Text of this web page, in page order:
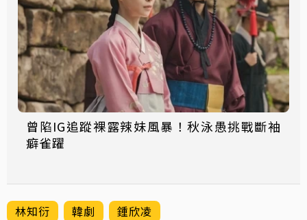
曾陷IG追蹤裸露辣妹風暴！秋泳愚挑戰斷袖
癖雀躍
林知衍 韓劇 鍾欣凌